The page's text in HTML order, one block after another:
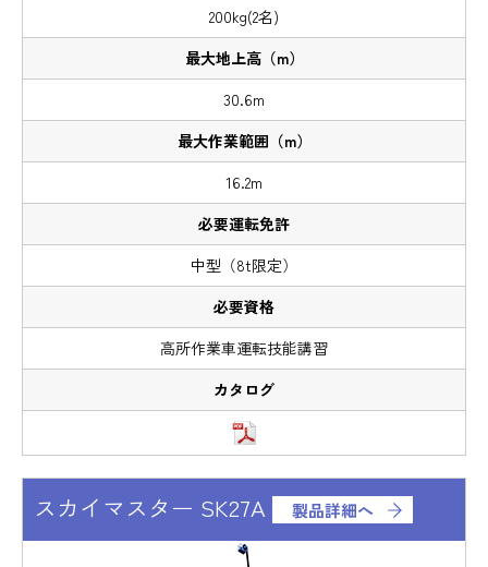
200kg(2名)
30.6m
16.2m
中型（8t限定）
高所作業車運転技能講習
スカイマスター SK27A 製品詳細へ